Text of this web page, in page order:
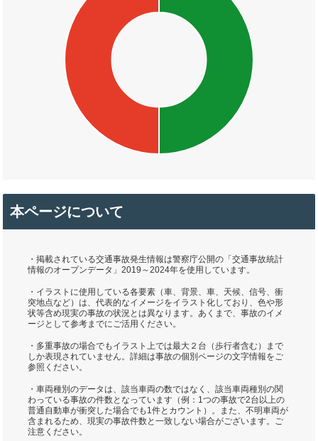
本ページについて
・掲載されている交通事故発生情報は警察庁公開の「交通事故統計
情報のオープンデータ」2019～2024年を使用しています。
・イラストに使用している各要素（車、背景、車、天候、信号、衝
突地点など）は、代表的なイメージをイラスト化しており、色や形
状等含め現実の事故の状況とは異なります。あくまで、事故のイメ
ージとして参考までにご活用ください。
・多重事故の場合でもイラスト上では最大２台（歩行者含む）まで
しか表現されていません。詳細は事故の個別ページの文字情報をご
参照ください。
・車両種別のデータは、該当車両の数ではなく、該当車両種別の関
わっている事故の件数となっています（例：1つの事故で2台以上の
普通自動車が衝突した場合でも1件とカウント）。また、不明車両が
含まれるため、現実の事故件数と一致しない場合がございます。ご
注意ください。